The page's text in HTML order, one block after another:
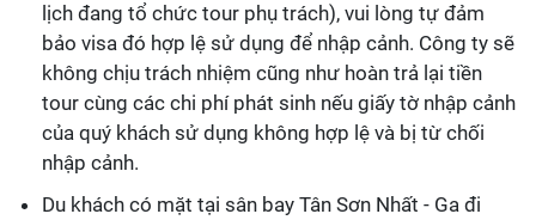
lịch đang tổ chức tour phụ trách), vui lòng tự đảm
bảo visa đó hợp lệ sử dụng để nhập cảnh. Công ty sẽ
không chịu trách nhiệm cũng như hoàn trả lại tiền
tour cùng các chi phí phát sinh nếu giấy tờ nhập cảnh
của quý khách sử dụng không hợp lệ và bị từ chối
nhập cảnh.
Du khách có mặt tại sân bay Tân Sơn Nhất - Ga đi